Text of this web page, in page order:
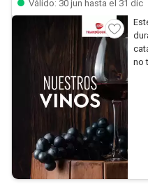
Válido: 30 jun hasta el 31 dic
no